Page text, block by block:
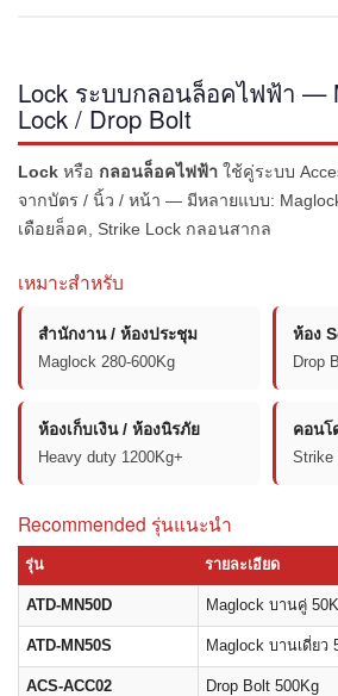
Lock ระบบกลอนล็อคไฟฟ้า —
Lock / Drop Bolt
Lock หรือ กลอนล็อคไฟฟ้า ใช้คู่ระบบ
จากบัตร / นิ้ว / หน้า — มีหลายแบบ:
เดือยล็อค, Strike Lock กลอนสากล
เหมาะสำหรับ
สำนักงาน / ห้องประชุม
Maglock 280-600Kg
ห้อง
Drop
ห้องเก็บเงิน / ห้องนิรภัย
Heavy duty 1200Kg+
คอนโ
Strike
Recommended รุ่นแนะนำ
รุ่น รายละเอียด
ATD-MN50D Maglock บานคู่
ATD-MN50S Maglock บานเดี่ยว
ACS-ACC02 Drop Bolt 500Kg